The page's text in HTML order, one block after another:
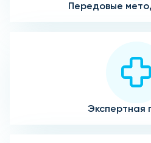
Передовые
Экспертная